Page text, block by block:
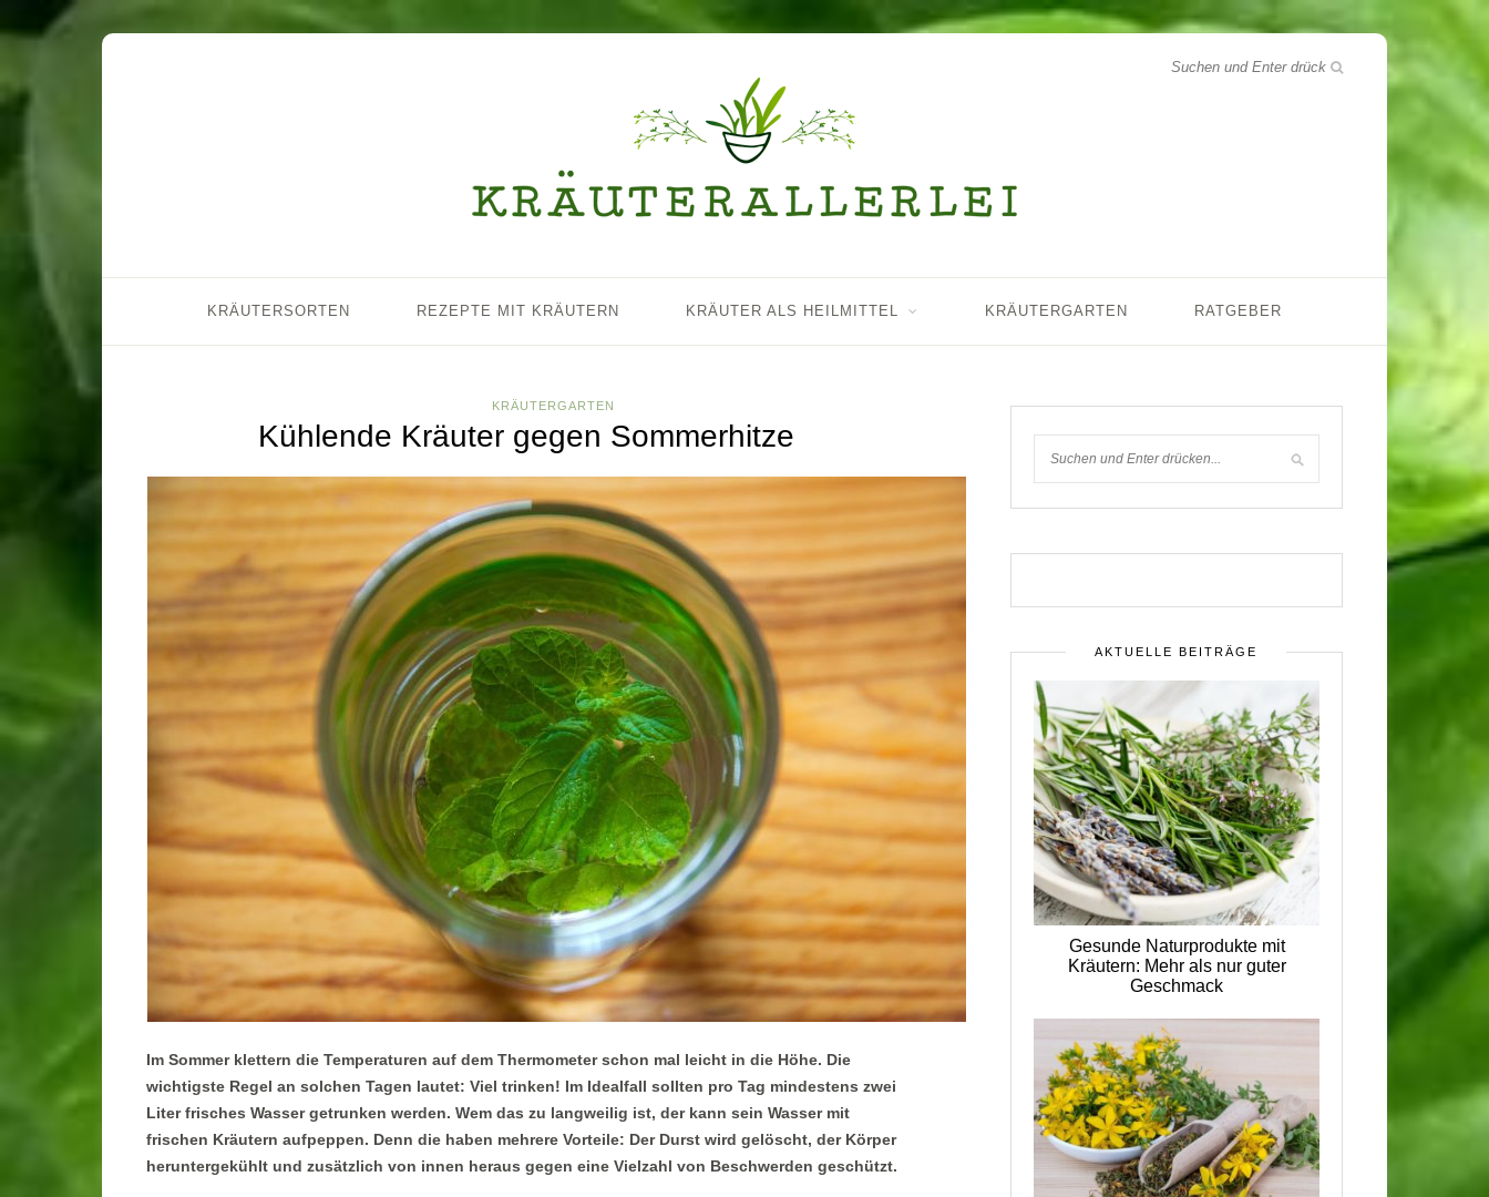
KRÄUTERSORTEN REZEPTE MIT KRÄUTERN KRÄUTER ALS HEILMITTEL KRÄUTERGARTEN RATGEBER
KRÄUTERGARTEN
Kühlende Kräuter gegen Sommerhitze
Im Sommer klettern die Temperaturen auf dem Thermometer schon mal leicht in die Höhe. Die
wichtigste Regel an solchen Tagen lautet: Viel trinken! Im Idealfall sollten pro Tag mindestens zwei
Liter frisches Wasser getrunken werden. Wem das zu langweilig ist, der kann sein Wasser mit
frischen Kräutern aufpeppen. Denn die haben mehrere Vorteile: Der Durst wird gelöscht, der Körper
heruntergekühlt und zusätzlich von innen heraus gegen eine Vielzahl von Beschwerden geschützt.
AKTUELLE BEITRÄGE
Gesunde Naturprodukte mit
Kräutern: Mehr als nur guter
Geschmack